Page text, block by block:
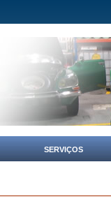
SERVIÇOS